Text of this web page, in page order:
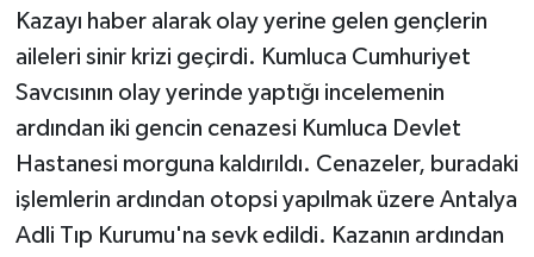
Kazayı haber alarak olay yerine gelen gençlerin
aileleri sinir krizi geçirdi. Kumluca Cumhuriyet
Savcısının olay yerinde yaptığı incelemenin
ardından iki gencin cenazesi Kumluca Devlet
Hastanesi morguna kaldırıldı. Cenazeler, buradaki
işlemlerin ardından otopsi yapılmak üzere Antalya
Adli Tıp Kurumu'na sevk edildi. Kazanın ardından